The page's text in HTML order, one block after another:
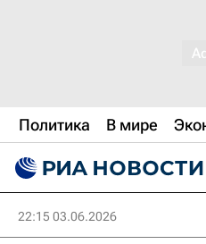
Политика В мире
22:15 03.06.2026